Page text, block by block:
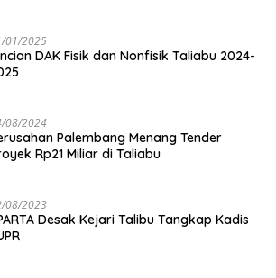
01/2025
DAK Fisik dan Nonfisik Taliabu 2024-
08/2024
Palembang Menang Tender
Rp21 Miliar di Taliabu
08/2023
Desak Kejari Talibu Tangkap Kadis